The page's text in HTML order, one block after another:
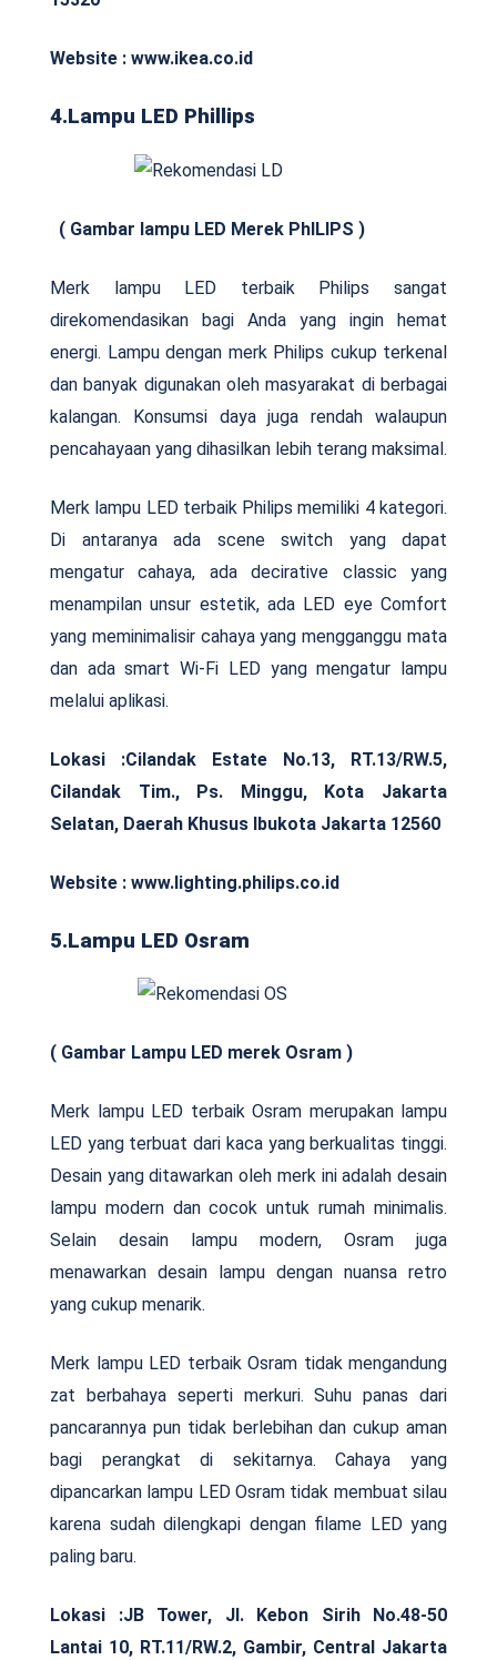
Website : www.ikea.co.id
4.Lampu LED Phillips
( Gambar lampu LED Merek PhILIPS )
Merk lampu LED terbaik Philips sangat
direkomendasikan bagi Anda yang ingin hemat
energi. Lampu dengan merk Philips cukup terkenal
dan banyak digunakan oleh masyarakat di berbagai
kalangan. Konsumsi daya juga rendah walaupun
pencahayaan yang dihasilkan lebih terang maksimal.
Merk lampu LED terbaik Philips memiliki 4 kategori.
Di antaranya ada scene switch yang dapat
mengatur cahaya, ada decirative classic yang
menampilan unsur estetik, ada LED eye Comfort
yang meminimalisir cahaya yang mengganggu mata
dan ada smart Wi-Fi LED yang mengatur lampu
melalui aplikasi.
Lokasi :Cilandak Estate No.13, RT.13/RW.5,
Cilandak Tim., Ps. Minggu, Kota Jakarta
Selatan, Daerah Khusus Ibukota Jakarta 12560
Website : www.lighting.philips.co.id
5.Lampu LED Osram
( Gambar Lampu LED merek Osram )
Merk lampu LED terbaik Osram merupakan lampu
LED yang terbuat dari kaca yang berkualitas tinggi.
Desain yang ditawarkan oleh merk ini adalah desain
lampu modern dan cocok untuk rumah minimalis.
Selain desain lampu modern, Osram juga
menawarkan desain lampu dengan nuansa retro
yang cukup menarik.
Merk lampu LED terbaik Osram tidak mengandung
zat berbahaya seperti merkuri. Suhu panas dari
pancarannya pun tidak berlebihan dan cukup aman
bagi perangkat di sekitarnya. Cahaya yang
dipancarkan lampu LED Osram tidak membuat silau
karena sudah dilengkapi dengan filame LED yang
paling baru.
Lokasi :JB Tower, Jl. Kebon Sirih No.48-50
Lantai 10, RT.11/RW.2, Gambir, Central Jakarta